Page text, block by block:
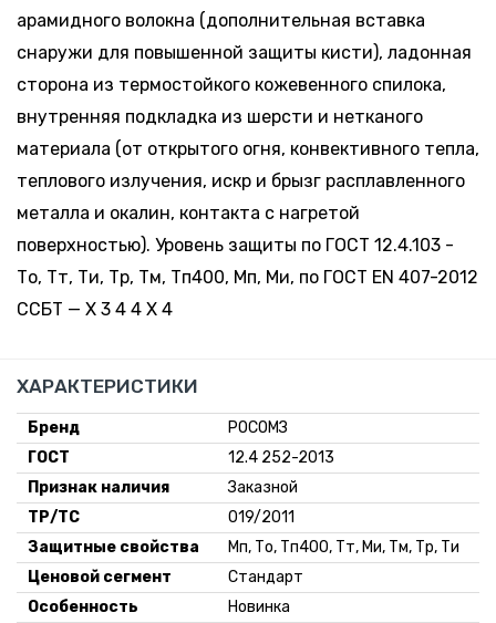
арамидного волокна (дополнительная вставка
снаружи для повышенной защиты кисти), ладонная
сторона из термостойкого кожевенного спилока,
внутренняя подкладка из шерсти и нетканого
материала (от открытого огня, конвективного тепла,
теплового излучения, искр и брызг расплавленного
металла и окалин, контакта с нагретой
поверхностью). Уровень защиты по ГОСТ 12.4.103 -
То, Тт, Ти, Тр, Тм, Тп400, Мп, Ми, по ГОСТ EN 407-2012
ССБТ — Х 3 4 4 Х 4
ХАРАКТЕРИСТИКИ
Бренд
РОСОМЗ
ГОСТ
12.4 252-2013
Признак наличия
Заказной
ТР/ТС
019/2011
Защитные свойства
Мп, То, Тп400, Тт, Ми, Тм, Тр, Ти
Ценовой сегмент
Стандарт
Особенность
Новинка